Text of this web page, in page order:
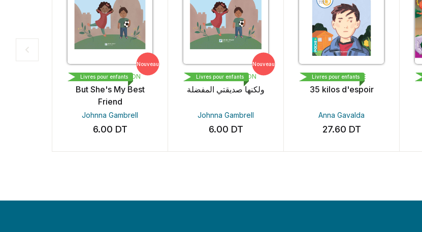
LIVRE PLUS EDITION
But She's My Best
Friend
Johnna Gambrell
6.00 DT
Nouveau
Livres pour enfants LIVRE PLUS EDITION
ولكنها صديقتي المفضلة
Johnna Gambrell
6.00 DT
Nouveau
Livres pour enfants BAYARD PRESSE
35 kilos d'espoir
Anna Gavalda
27.60 DT
Livres pour enfants